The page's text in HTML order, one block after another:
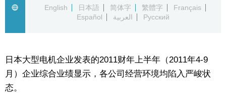
人物访谈
东京
English
日本語 简体字 繁體字
Français
Español
العربية Русский
日本大型电机企业发表的2011财年上半年（2011年4-9
月）企业综合业绩显示，各公司经营环境均陷入严峻状
态。